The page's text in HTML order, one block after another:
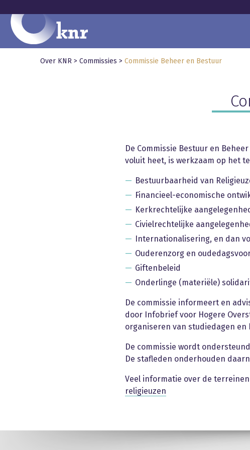
Over KNR > Commissies > Commissie Beheer en Bestuur
De Commissie Bestuur en
voluit heet, is werkzaam op het
Bestuurbaarheid van
Financieel-economische
Kerkrechtelijke
Civielrechtelijke
Internationalisering, en dan
Ouderenzorg en
Giftenbeleid
Onderlinge (materiële)
De commissie informeert en
door Infobrief voor Hogere
organiseren van studiedagen
De commissie wordt
De stafleden onderhouden
Veel informatie over de
religieuzen